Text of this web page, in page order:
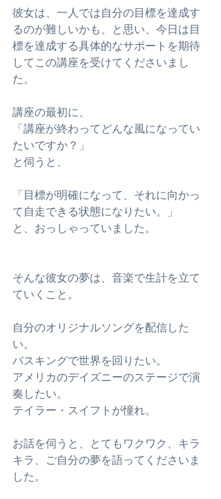
彼女は、一人では自分の目標を達成す
るのが難しいかも、と思い、今日は目
標を達成する具体的なサポートを期待
してこの講座を受けてくださいまし
た。
講座の最初に、
「講座が終わってどんな風になってい
たいですか？」
と伺うと、
「目標が明確になって、それに向かっ
て自走できる状態になりたい。」
と、おっしゃっていました。
そんな彼女の夢は、音楽で生計を立て
ていくこと。
自分のオリジナルソングを配信した
い。
バスキングで世界を回りたい。
アメリカのデイズニーのステージで演
奏したい。
テイラー・スイフトが憧れ。
お話を伺うと、とてもワクワク、キラ
キラ、ご自分の夢を語ってくださいま
した。